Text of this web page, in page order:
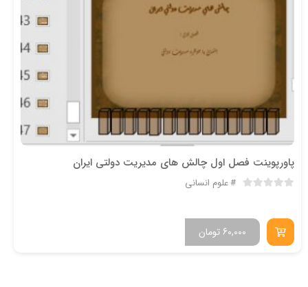
پاورپوینت فصل اول چالش هاي مديريت دولتي ايران
علوم انسانی
تومان 60,000